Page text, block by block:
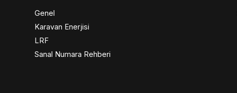
Genel
Karavan Enerjisi
LRF
Sanal Numara Rehberi